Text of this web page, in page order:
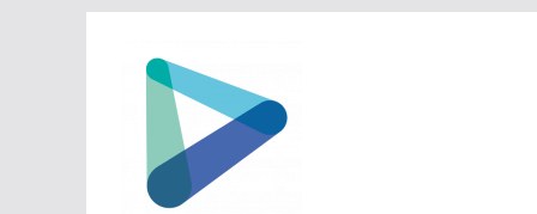
springen